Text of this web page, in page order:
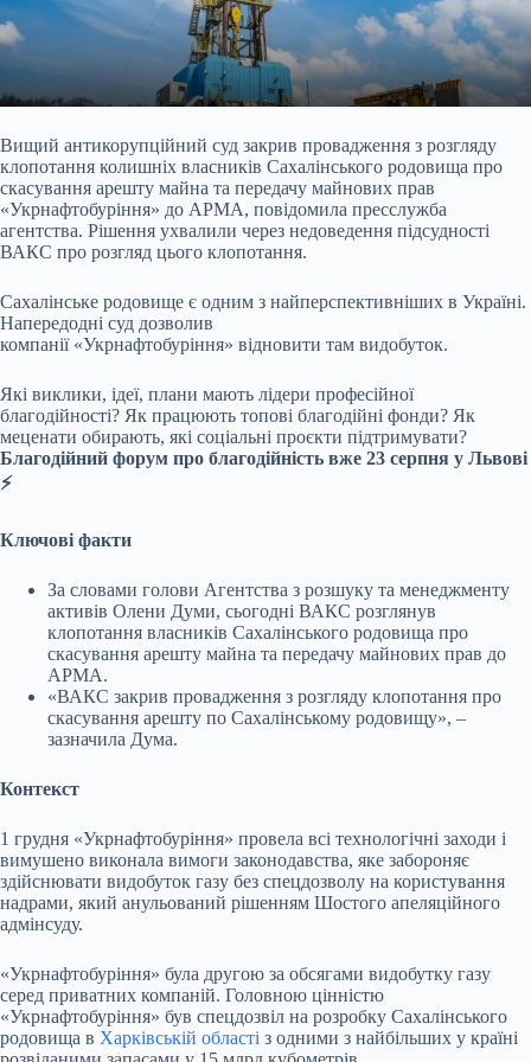
Вищий антикорупційний суд закрив провадження з розгляду
клопотання колишніх власників Сахалінського родовища про
скасування арешту майна та передачу майнових прав
«Укрнафтобуріння» до АРМА, повідомила пресслужба
агентства. Рішення ухвалили через недоведення підсудності
ВАКС про розгляд цього клопотання.
Сахалінське родовище є одним з найперспективніших в Україні.
Напередодні суд дозволив
компанії «Укрнафтобуріння» відновити там видобуток.
Які виклики, ідеї, плани мають лідери професійної
благодійності? Як працюють топові благодійні фонди? Як
меценати обирають, які соціальні проєкти підтримувати?
Благодійний форум про благодійність вже 23 серпня у Львові
⚡️
Ключові факти
За словами голови Агентства з розшуку та менеджменту
активів Олени Думи, сьогодні ВАКС розглянув
клопотання власників Сахалінського родовища про
скасування арешту майна та передачу майнових прав до
АРМА.
«ВАКС закрив провадження з розгляду клопотання про
скасування арешту по Сахалінському родовищу», –
зазначила Дума.
Контекст
1 грудня «Укрнафтобуріння» провела всі технологічні заходи і
вимушено виконала вимоги законодавства, яке забороняє
здійснювати видобуток газу без спецдозволу на користування
надрами, який анульований рішенням Шостого апеляційного
адмінсуду.
«Укрнафтобуріння» була другою за обсягами видобутку газу
серед приватних компаній. Головною цінністю
«Укрнафтобуріння» був спецдозвіл на розробку Сахалінського
родовища в Харківській області з одними з найбільших у країні